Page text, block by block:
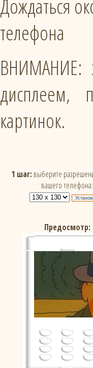
Дождаться
телефона
ВНИМАНИЕ:
дисплеем,
картинок.
1 шаг: выберите
вашего телефона:
Предосмотр: